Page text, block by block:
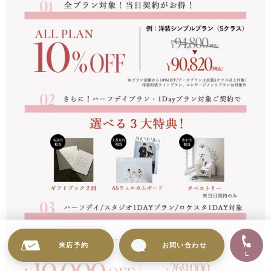
来店予約 お問い合わせ
TE
L